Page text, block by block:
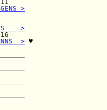
>
>
> ♥
|
|